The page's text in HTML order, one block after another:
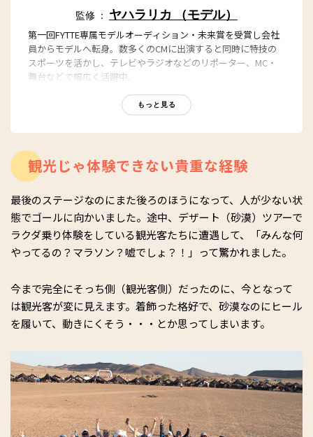
監修 ： ヤハラリカ （モデル）
第一回FYTTE専属モデルオーディション・未来賞を受賞し会社
員からモデルへ転身。数多くのCMに出演すると同時に特技の
スポーツを活かし、テレビやラジオなどのリポーター、MC・
舞台などで幅広く活躍中。
・ヤハラリカオフィシャルサイト：https://yahararika.jp/
https://www.instagram.com/rika_yahara/
・YouTube：
https://www.youtube.com/channel/UCXV3gK3hst4L-
mF-7VNy3og
もっと見る
観光じゃ体験できない貴重な経験
最後のステージなのにまた後ろのほうになって、人が少ない状
態でゴールに向かいました。途中、デザート（砂漠）ツアーで
ラクダ乗り体験をしている観光客たちに遭遇して、「みんな何
やってるの？マラソン？嘘でしょ？！」って驚かれました。
今まで完全にそっち側（観光客側）だったのに、今となって
は観光客が変に見えます。着飾った格好で、砂漠なのにヒール
を履いて、動きにくそう・・・とか思ってしまいます。